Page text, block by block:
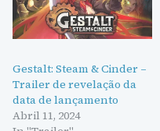
Gestalt: Steam & Cinder –
Trailer de revelação da
data de lançamento
Abril 11, 2024